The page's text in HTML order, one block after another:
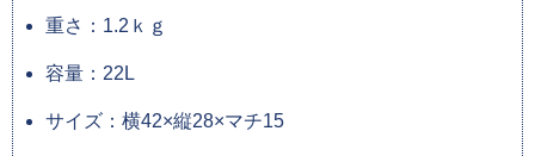
重さ：1.2ｋｇ
容量：22L
サイズ：横42×縦28×マチ15